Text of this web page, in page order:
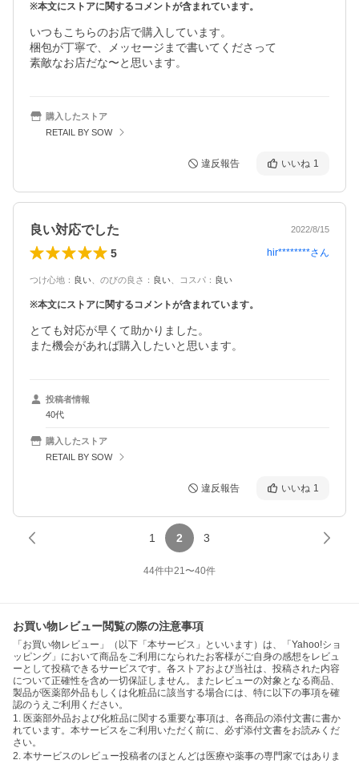
※本文にストアに関するコメントが含まれています。
いつもこちらのお店で購入しています。
梱包が丁寧で、メッセージまで書いてくださって
購入したストア
RETAIL BY SOW
違反報告 いいね 1
良い対応でした 2022/8/15
5 hir********さん
つけ心地 ： 良い のびの良さ ： 良い コスパ ： 良い
※本文にストアに関するコメントが含まれています。
とても対応が早くて助かりました。
また機会があれば購入したいと思います。
投稿者情報
40代
購入したストア
RETAIL BY SOW
違反報告 いいね 1
1 2 3
44件中21〜40件
お買い物レビュー閲覧の際の注意事項
「お買い物レビュー」（以下「本サービス」といいます）は、「Yahoo!ショ
ッピング」において商品をご利用になられたお客様がご自身の感想をレビュ
ーとして投稿できるサービスです。各ストアおよび当社は、投稿された内容
について正確性を含め一切保証しません。またレビューの対象となる商品、
製品が医薬部外品もしくは化粧品に該当する場合には、特に以下の事項を確
認のうえご利用ください。
1. 医薬部外品および化粧品に関する重要な事項は、各商品の添付文書に書か
れています。本サービスをご利用いただく前に、必ず添付文書をお読みくだ
さい。
2. 本サービスのレビュー投稿者のほとんどは医療や薬事の専門家ではありま